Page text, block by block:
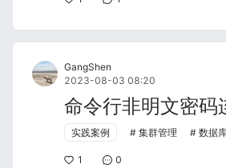
GangShen
2023-08-03 08:20
命令行非明文密码
实践案例 集群管理 数据
1 0